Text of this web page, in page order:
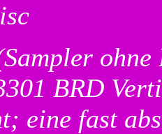
ohne
BRD
eine fast